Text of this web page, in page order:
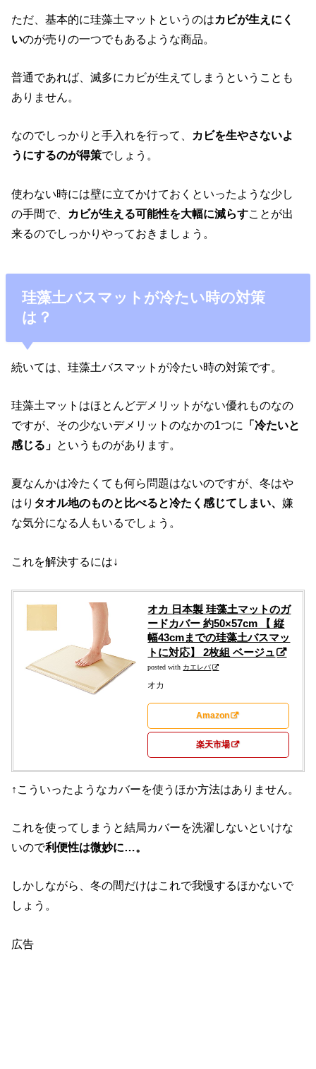
ただ、基本的に珪藻土マットというのはカビが生えにく
いのが売りの一つでもあるような商品。
普通であれば、滅多にカビが生えてしまうということも
ありません。
なのでしっかりと手入れを行って、 カビを生やさないよ
うにするのが得策でしょう。
使わない時には壁に立てかけておくといったような少し
の手間で、 カビが生える可能性を大幅に減らすことが出
来るのでしっかりやっておきましょう。
珪藻土バスマットが冷たい時の対策
は？
続いては、珪藻土バスマットが冷たい時の対策です。
珪藻土マットはほとんどデメリットがない優れものなの
ですが、その少ないデメリットのなかの1つに
「冷たいと
感じる」 というものがあります。
夏なんかは冷たくても何ら問題はないのですが、冬はや
はり タオル地のものと比べると冷たく感じてしまい、嫌
な気分になる人もいるでしょう。
これを解決するには↓
オカ 日本製 珪藻土マットのガ
ードカバー 約50×57cm 【 縦
幅43cmまでの珪藻土バスマッ
トに対応】 2枚組 ベージュ
posted with カエレバ
オカ
Amazon
楽天市場
↑こういったようなカバーを使うほか方法はありません。
これを使ってしまうと結局カバーを洗濯しないといけな
いので利便性は微妙に…。
しかしながら、冬の間だけはこれで我慢するほかないで
しょう。
広告